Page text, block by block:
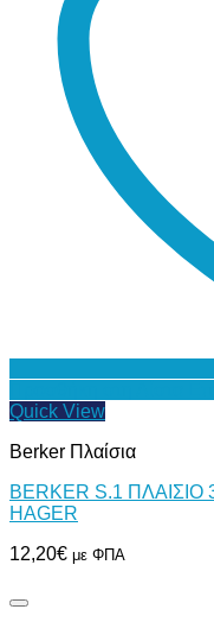
Quick View
Berker Πλαίσια
BERKER S.1
HAGER
12,20€ με ΦΠΑ